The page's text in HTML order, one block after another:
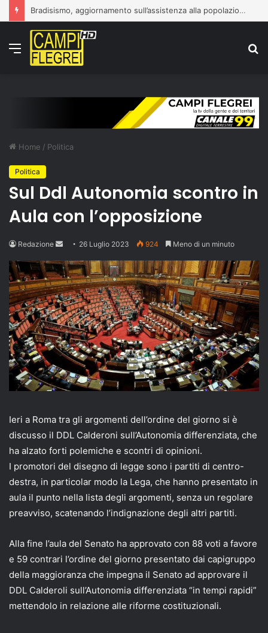
Bradisismo, aggiornamento sull’assistenza alla popolazione
Menu
Home / Politica
Politica
Sul Ddl Autonomia scontro in
Aula con l’opposizione
Redazione
Send
email
26 Luglio 2023 924 Meno di un minuto
Ieri a Roma tra gli argomenti dell’ordine del giorno si è
discusso il DDL Calderoni sull’Autonomia differenziata, che
ha alzato forti polemiche e scontri di opinioni.
I promotori del disegno di legge sono i partiti di centro-
destra, in particolar modo la Lega, che hanno presentato in
aula il punto nella lista degli argomenti, senza un regolare
preavviso, scatenando l’indignazione degli altri partiti.
Alla fine l’aula del Senato ha approvato con 88 voti a favore
e 59 contrari l’ordine del giorno presentato dai capigruppo
della maggioranza che impegna il Senato ad approvare il
DDL Calderoli sull’Autonomia differenziata “in tempi rapidi”
mettendolo in relazione alle riforme costituzionali.